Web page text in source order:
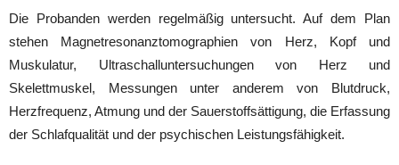
Die Probanden werden regelmäßig untersucht. Auf dem Plan
stehen Magnetresonanztomographien von Herz, Kopf und
Muskulatur, Ultraschalluntersuchungen von Herz und
Skelettmuskel, Messungen unter anderem von Blutdruck,
Herzfrequenz, Atmung und der Sauerstoffsättigung, die Erfassung
der Schlafqualität und der psychischen Leistungsfähigkeit.